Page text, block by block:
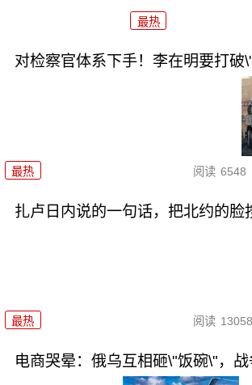
最热
对检察官体系下手！李在明要打破
最热 阅读 6548
扎卢日内说的一句话，把北约的脸
最热 阅读 13058
电商哭晕：俄乌互相砸\"饭碗\"，